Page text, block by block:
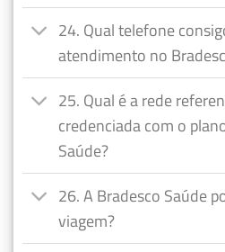
24. Qual telefone
atendimento no
25. Qual é a rede
credenciada com o
Saúde?
26. A Bradesco Saúde
viagem?